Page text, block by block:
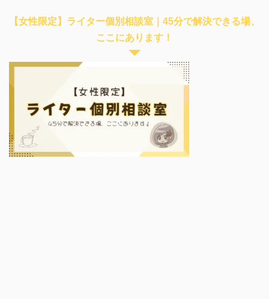
【女性限定】ライター個別相談室｜45分で解決できる場、
ここにあります！